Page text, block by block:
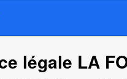
légale LA